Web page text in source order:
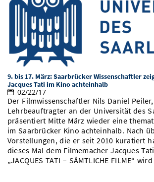
9. bis 17. März: Saarbrücker Wissenschaftler
Jacques Tati im Kino achteinhalb
02/22/17
Der Filmwissenschaftler Nils Daniel Peiler,
Lehrbeauftragter an der Universität des
präsentiert Mitte März wieder eine
im Saarbrücker Kino achteinhalb. Nach
Vorstellungen, die er seit 2010 kuratiert
dieses Mal dem Filmemacher Jacques
„JACQUES TATI – SÄMTLICHE FILME“